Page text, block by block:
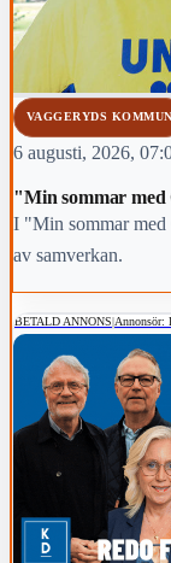
VAGGERYDS KOMMUN
6 augusti, 2026,
"Min sommar
I "Min sommar med
av samverkan.
BETALD ANNONS|Annonsör: